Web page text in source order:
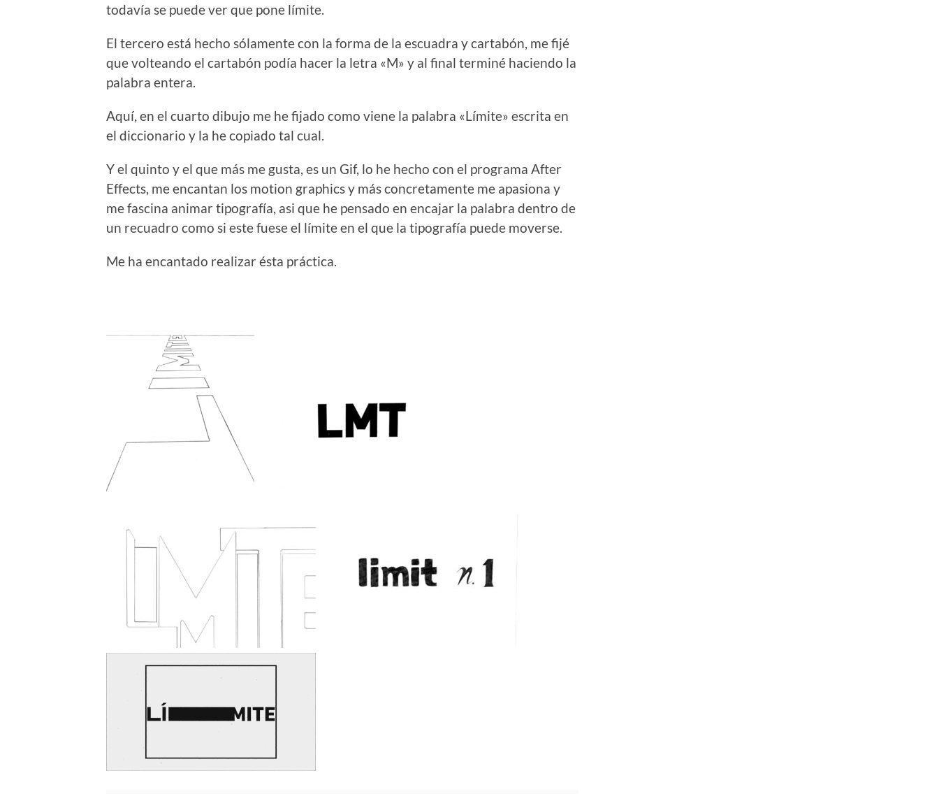
todavía se puede ver que pone límite.
El tercero está hecho sólamente con la forma de la escuadra y cartabón, me fijé
que volteando el cartabón podía hacer la letra «M» y al final terminé haciendo la
palabra entera.
Aquí, en el cuarto dibujo me he fijado como viene la palabra «Límite» escrita en
el diccionario y la he copiado tal cual.
Y el quinto y el que más me gusta, es un Gif, lo he hecho con el programa After
Effects, me encantan los motion graphics y más concretamente me apasiona y
me fascina animar tipografía, asi que he pensado en encajar la palabra dentro de
un recuadro como si este fuese el límite en el que la tipografía puede moverse.
Me ha encantado realizar ésta práctica.